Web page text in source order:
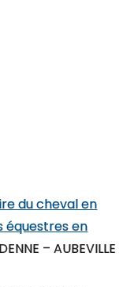
du cheval en
équestres en
– AUBEVILLE